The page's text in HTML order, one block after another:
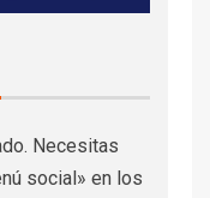
Necesitas
social» en los